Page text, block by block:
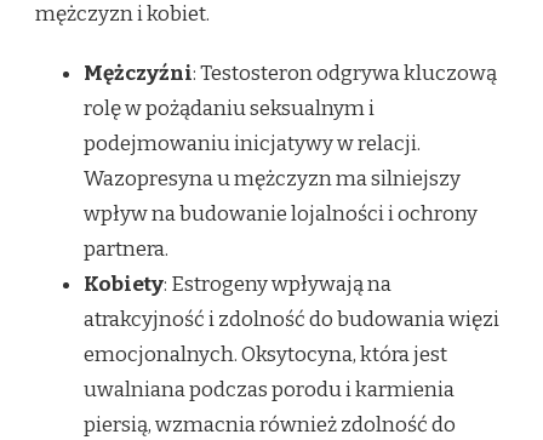
mężczyzn i kobiet.
Mężczyźni: Testosteron odgrywa kluczową
rolę w pożądaniu seksualnym i
podejmowaniu inicjatywy w relacji.
Wazopresyna u mężczyzn ma silniejszy
wpływ na budowanie lojalności i ochrony
partnera.
Kobiety: Estrogeny wpływają na
atrakcyjność i zdolność do budowania więzi
emocjonalnych. Oksytocyna, która jest
uwalniana podczas porodu i karmienia
piersią, wzmacnia również zdolność do